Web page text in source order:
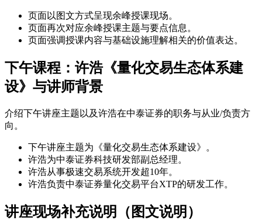
页面以图文方式呈现余峰授课现场。
页面再次对应余峰授课主题与要点信息。
页面强调授课内容与基础设施理解相关的价值表达。
下午课程：许浩《量化交易生态体系建
设》与讲师背景
介绍下午讲座主题以及许浩在中泰证券的职务与从业/负责方
向。
下午讲座主题为《量化交易生态体系建设》。
许浩为中泰证券科技研发部副总经理。
许浩从事极速交易系统开发超10年。
许浩负责中泰证券量化交易平台XTP的研发工作。
讲座现场补充说明（图文说明）